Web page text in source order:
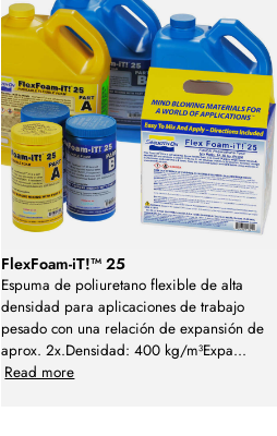
FlexFoam-iT!™ 25
Espuma de poliuretano flexible de alta
densidad para aplicaciones de trabajo
pesado con una relación de expansión de
aprox. 2x.Densidad: 400 kg/m³Expa...
Read more